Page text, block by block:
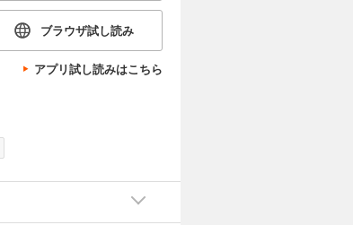
ブラウザ試し読み
アプリ試し読みはこちら